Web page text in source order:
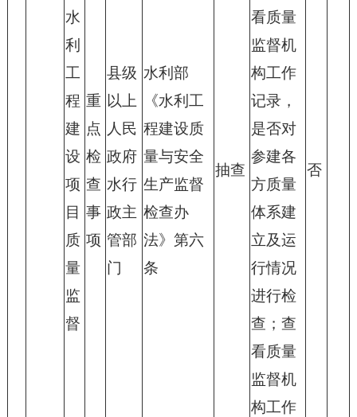
水
利
工
程
建
设
项
目
质
量
监
督
重
点
检
查
事
项
县级
以上
人民
政府
水行
政主
管部
门
水利部
《水利工
程建设质
量与安全
生产监督
检查办
法》第六
条
抽查
看质量
监督机
构工作
记录，
是否对
参建各
方质量
体系建
立及运
行情况
进行检
查；查
看质量
监督机
构工作
否